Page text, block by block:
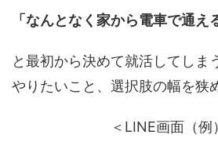
「なんとなく家から電車で通え
と最初から決めて就活してしま
やりたいこと、選択肢の幅を狭
＜LINE画面（例